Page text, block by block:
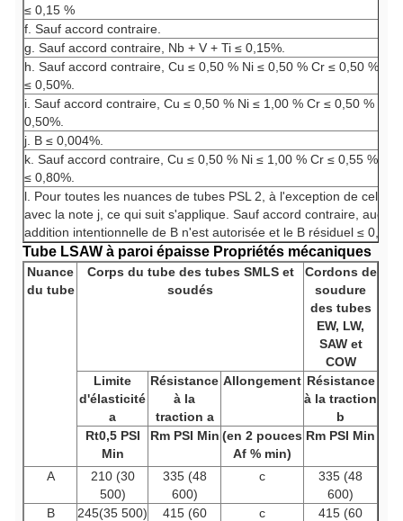
≤ 0,15 %
f. Sauf accord contraire.
g. Sauf accord contraire, Nb + V + Ti ≤ 0,15%.
h. Sauf accord contraire, Cu ≤ 0,50 % Ni ≤ 0,50 % Cr ≤ 0,50 % et
≤ 0,50%.
i. Sauf accord contraire, Cu ≤ 0,50 % Ni ≤ 1,00 % Cr ≤ 0,50 % et
0,50%.
j. B ≤ 0,004%.
k. Sauf accord contraire, Cu ≤ 0,50 % Ni ≤ 1,00 % Cr ≤ 0,55 % et
≤ 0,80%.
l. Pour toutes les nuances de tubes PSL 2, à l'exception de celles
avec la note j, ce qui suit s'applique. Sauf accord contraire,
addition intentionnelle de B n'est autorisée et le B résiduel ≤
Tube LSAW à paroi épaisse Propriétés mécaniques
Nuance
du tube
Corps du tube des tubes SMLS et
soudés
Cordons de
soudure
des tubes
EW, LW,
SAW et
COW
Limite
d'élasticité
a
Résistance
à la
traction a
Allongement Résistance
à la traction
b
Rt0,5 PSI
Min
Rm PSI Min (en 2 pouces
Af % min)
Rm PSI Min
A
210 (30
500)
335 (48
600)
c
335 (48
600)
B
245(35 500)
415 (60
c
415 (60